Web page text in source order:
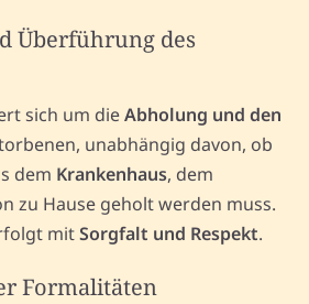
Überführung des
sich um dieAbholung und den
unabhängig davon, ob
dem Krankenhaus, dem
zu Hause geholt werden muss.
mitSorgfalt und Respekt.
Formalitäten